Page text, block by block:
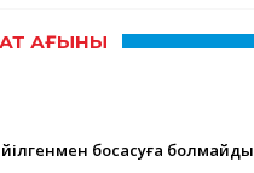
АҒЫНЫ
босаңсуға болмайды